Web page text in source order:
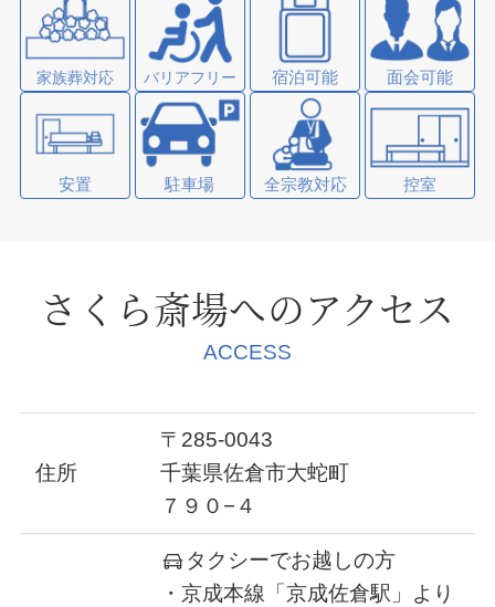
家族葬対応 バリアフリー 宿泊可能 面会可能
安置 駐車場 全宗教対応 控室
さくら斎場へのアクセス
ACCESS
住所
〒285-0043
千葉県佐倉市大蛇町
７９０−４
タクシーでお越しの方
・京成本線「京成佐倉駅」より